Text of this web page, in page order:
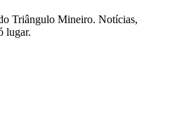
Triângulo Mineiro. Notícias,
lugar.